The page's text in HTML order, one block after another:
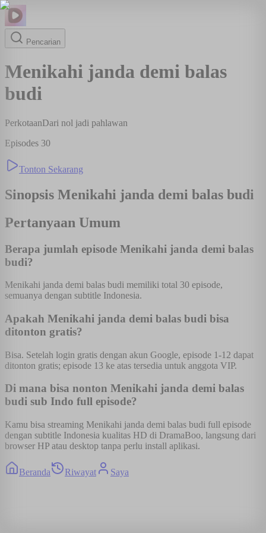
Pencarian
Menikahi janda demi balas
budi
PerkotaanDari nol jadi pahlawan
Episodes 30
Tonton Sekarang
Sinopsis Menikahi janda demi balas budi
Pertanyaan Umum
Berapa jumlah episode Menikahi janda demi balas
budi?
Menikahi janda demi balas budi memiliki total 30 episode,
semuanya dengan subtitle Indonesia.
Apakah Menikahi janda demi balas budi bisa
ditonton gratis?
Bisa. Setelah login gratis dengan akun Google, episode 1-12 dapat
ditonton gratis; episode 13 ke atas tersedia untuk anggota VIP.
Di mana bisa nonton Menikahi janda demi balas
budi sub Indo full episode?
Kamu bisa streaming Menikahi janda demi balas budi full episode
dengan subtitle Indonesia kualitas HD di DramaBoo, langsung dari
browser HP atau desktop tanpa perlu install aplikasi.
Beranda Riwayat Saya